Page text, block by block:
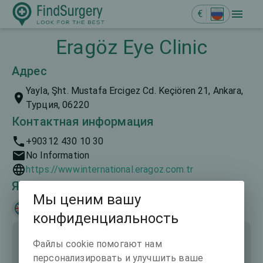
€
Eragöz Eye Clinic
Адрес
Yayla, Şht. Mustafa Ercigez Cd. Keçiören 21, Ankara,
Турция, 06220
Контактная информация
+90312 430 10 30
No Information
https://www.international.eragoz.com.tr
Языки общения
Мы ценим вашу
конфиденциальность
Файлы cookie помогают нам
персонализировать и улучшить ваше